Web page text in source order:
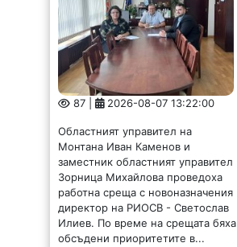
87 | 2026-08-07 13:22:00
Областният управител на
Монтана Иван Каменов и
заместник областният управител
Зорница Михайлова проведоха
работна среща с новоназначения
директор на РИОСВ - Светослав
Илиев. По време на срещата бяха
обсъдени приоритетите в...